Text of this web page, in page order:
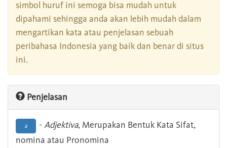
simbol huruf ini semoga bisa mudah untuk
dipahami sehingga anda akan lebih mudah dalam
mengartikan kata atau penjelasan sebuah
peribahasa Indonesia yang baik dan benar di situs
ini.
Penjelasan
a - Adjektiva, Merupakan Bentuk Kata Sifat,
nomina atau Pronomina